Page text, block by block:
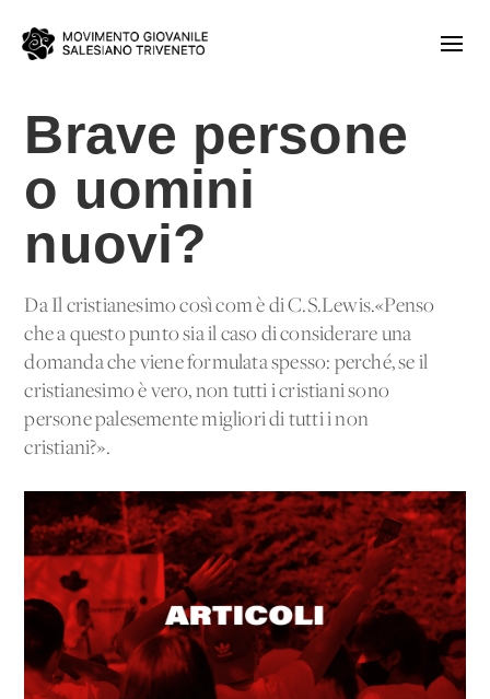
Brave persone
o uomini
nuovi?
Da Il cristianesimo così com'è di C.S.Lewis.«Penso
che a questo punto sia il caso di considerare una
domanda che viene formulata spesso: perché, se il
cristianesimo è vero, non tutti i cristiani sono
persone palesemente migliori di tutti i non
cristiani?».